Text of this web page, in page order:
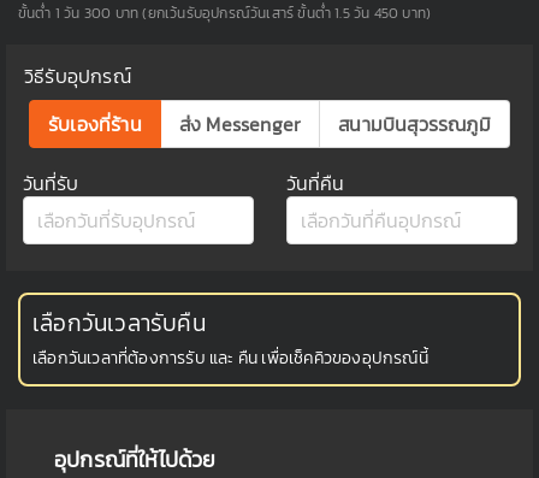
ขั้นต่ำ 1 วัน 300 บาท (ยกเว้นรับอุปกรณ์วันเสาร์ ขั้นต่ำ 1.5 วัน 450 บาท)
วิธีรับอุปกรณ์
รับเองที่ร้าน
ส่ง Messenger สนามบินสุวรรณภูมิ
วันที่รับ วันที่คืน
เลือกวันเวลารับคืน
เลือกวันเวลาที่ต้องการรับ และ คืน เพื่อเช็คคิวของอุปกรณ์นี้
อุปกรณ์ที่ให้ไปด้วย